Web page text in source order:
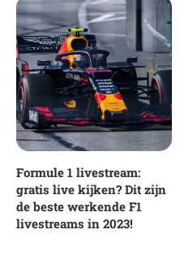
Formule 1 livestream:
gratis live kijken? Dit zijn
de beste werkende F1
livestreams in 2023!